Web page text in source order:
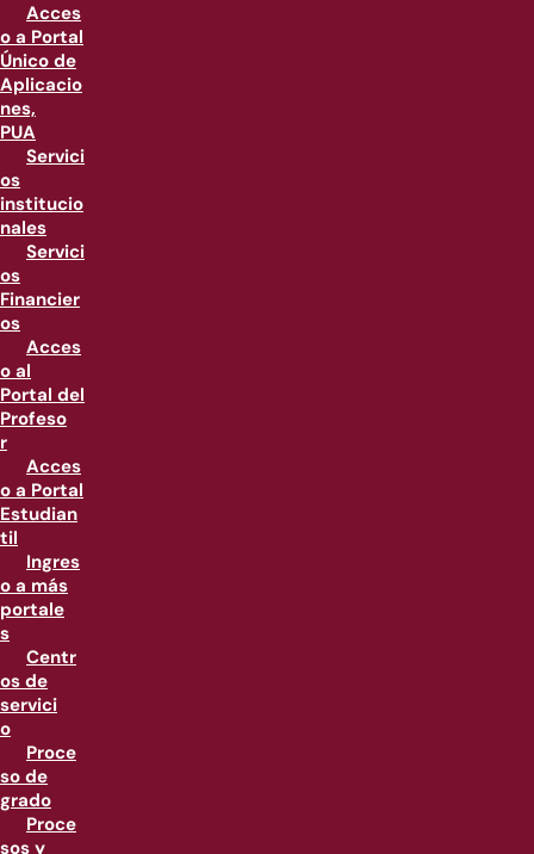
Acces
o a Portal
Único de
Aplicacio
nes,
PUA
Servici
os
institucio
nales
Servici
os
Financier
os
Acces
o al
Portal del
Profeso
r
Acces
o a Portal
Estudian
til
Ingres
o a más
portale
s
Centr
os de
servici
o
Proce
so de
grado
Proce
sos y